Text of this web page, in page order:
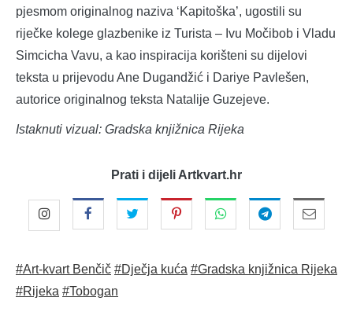
pjesmom originalnog naziva ‘Kapitoška’, ugostili su
riječke kolege glazbenike iz Turista – Ivu Močibob i Vladu
Simcicha Vavu, a kao inspiracija korišteni su dijelovi
teksta u prijevodu Ane Dugandžić i Dariye Pavlešen,
autorice originalnog teksta Natalije Guzejeve.
Istaknuti vizual: Gradska knjižnica Rijeka
Prati i dijeli Artkvart.hr
#Art-kvart Benčič #Dječja kuća #Gradska knjižnica Rijeka
#Rijeka #Tobogan